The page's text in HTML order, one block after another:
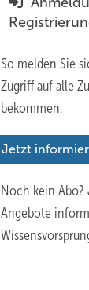
So melden Sie
Zugriff auf alle
bekommen.
Jetzt
Noch kein Abo?
Angebote